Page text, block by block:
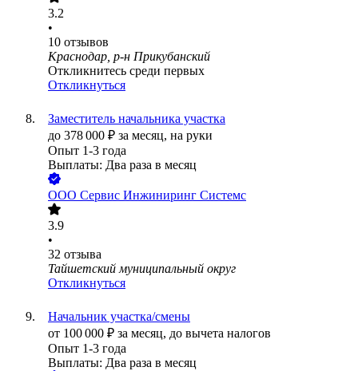
3.2
•
10 отзывов
Краснодар, р-н Прикубанский
Откликнитесь среди первых
Откликнуться
Заместитель начальника участка
до 378 000 ₽ за месяц, на руки
Опыт 1-3 года
Выплаты: Два раза в месяц
ООО Сервис Инжиниринг Системс
3.9
•
32 отзыва
Тайшетский муниципальный округ
Откликнуться
Начальник участка/смены
от 100 000 ₽ за месяц, до вычета налогов
Опыт 1-3 года
Выплаты: Два раза в месяц